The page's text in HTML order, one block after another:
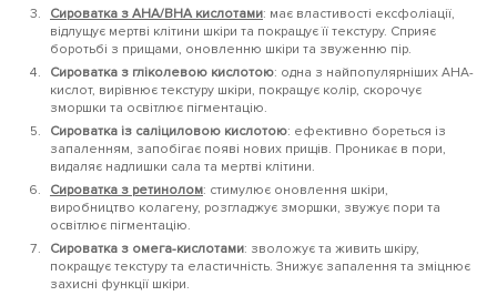
Сироватка з АНА/ВНА кислотами: має властивості ексфоліації,
відлущує мертві клітини шкіри та покращує її текстуру. Сприяє
боротьбі з прищами, оновленню шкіри та звуженню пір.
Сироватка з гліколевою кислотою: одна з найпопулярніших AHA-
кислот, вирівнює текстуру шкіри, покращує колір, скорочує
зморшки та освітлює пігментацію.
Сироватка із саліциловою кислотою: ефективно бореться із
запаленням, запобігає появі нових прищів. Проникає в пори,
видаляє надлишки сала та мертві клітини.
Сироватка з ретинолом: стимулює оновлення шкіри,
виробництво колагену, розгладжує зморшки, звужує пори та
освітлює пігментацію.
Сироватка з омега-кислотами: зволожує та живить шкіру,
покращує текстуру та еластичність. Знижує запалення та зміцнює
захисні функції шкіри.